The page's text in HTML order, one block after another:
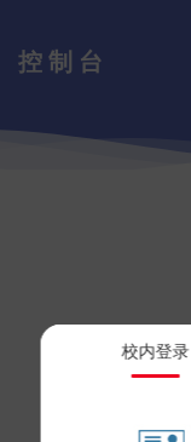
控制台
校内登录